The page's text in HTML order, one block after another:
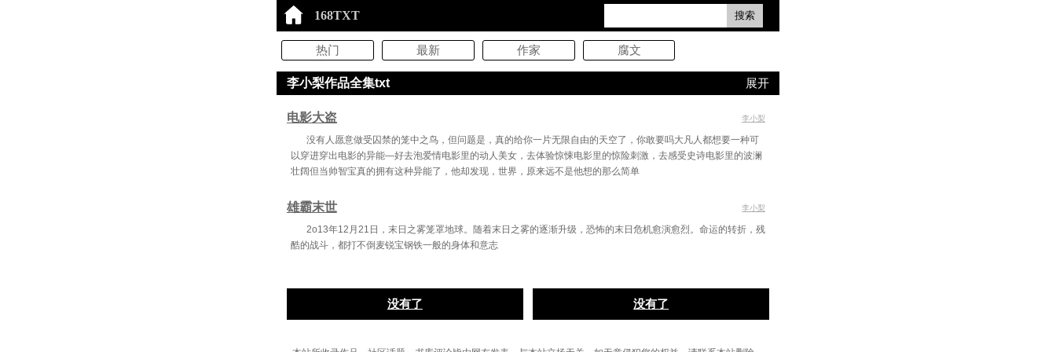
168TXT 搜索
热门 最新 作家 腐文
李小梨作品全集txt 展开
电影大盗 李小梨
没有人愿意做受囚禁的笼中之鸟，但问题是，真的给你一片无限自由的天空了，你敢要吗大凡人都想要一种可
以穿进穿出电影的异能―好去泡爱情电影里的动人美女，去体验惊悚电影里的惊险刺激，去感受史诗电影里的波澜
壮阔但当帅智宝真的拥有这种异能了，他却发现，世界，原来远不是他想的那么简单
雄霸末世 李小梨
2o13年12月21日，末日之雾笼罩地球。随着末日之雾的逐渐升级，恐怖的末日危机愈演愈烈。命运的转折，残
酷的战斗，都打不倒麦锐宝钢铁一般的身体和意志
没有了 没有了